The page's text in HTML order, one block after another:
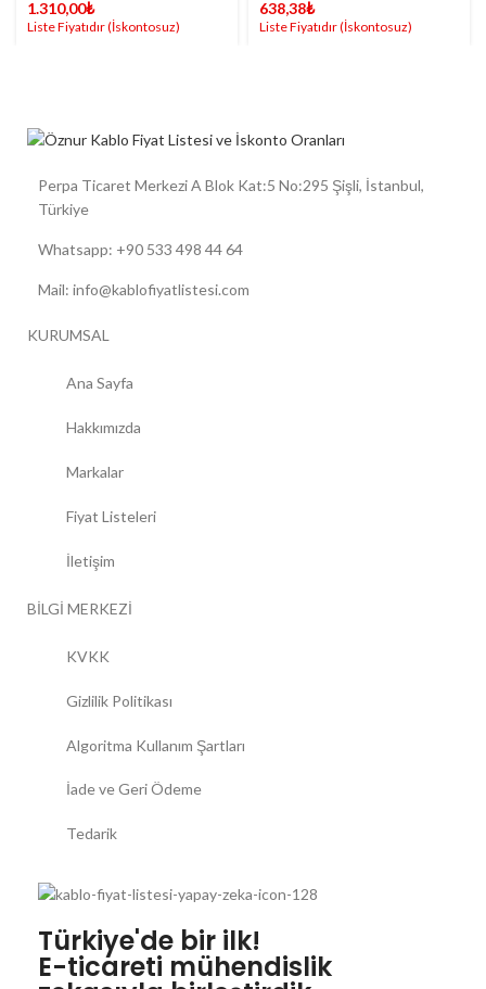
1.310,00₺ 638,38₺
Perpa Ticaret Merkezi A Blok Kat:5 No:295 Şişli, İstanbul,
Türkiye
Whatsapp: +90 533 498 44 64
Mail: info@kablofiyatlistesi.com
KURUMSAL
Ana Sayfa
Hakkımızda
Markalar
Fiyat Listeleri
İletişim
BİLGİ MERKEZİ
KVKK
Gizlilik Politikası
Algoritma Kullanım Şartları
İade ve Geri Ödeme
Tedarik
Türkiye'de bir ilk!
E-ticareti mühendislik